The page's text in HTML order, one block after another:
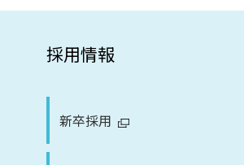
採用情報
新卒採用